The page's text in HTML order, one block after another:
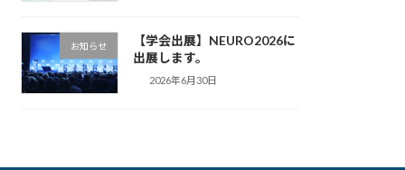
お知らせ
【学会出展】NEURO2026に
出展します。
2026年6月30日